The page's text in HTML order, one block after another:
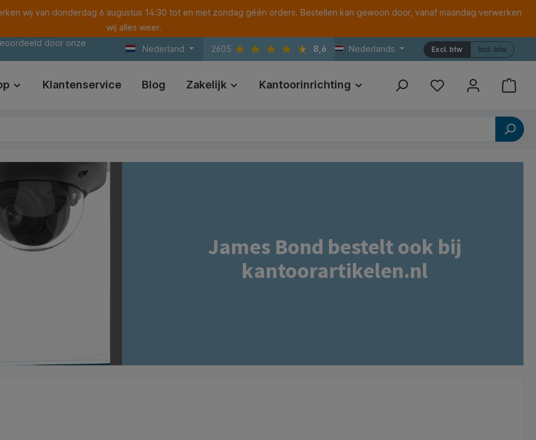
wij van donderdag 6 augustus 14:30 tot en met zondag géén orders. Bestellen kan gewoon door, vanaf maandag verwerken
wij alles weer.
door onze
Nederland 2605 8,6 Nederlands Incl. btw
Excl. btw
Klantenservice Blog Zakelijk Kantoorinrichting Print Referenties
James Bond bestelt ook bij
kantoorartikelen.nl